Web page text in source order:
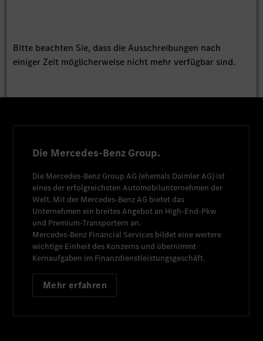
Bitte beachten Sie, dass die Ausschreibungen nach
einiger Zeit möglicherweise nicht mehr verfügbar sind.
Die Mercedes-Benz Group.
Die Mercedes-Benz Group AG (ehemals Daimler AG) ist
eines der erfolgreichsten Automobilunternehmen der
Welt. Mit der Mercedes-Benz AG bietet das
Unternehmen ein breites Angebot an High-End-Pkw
und Premium-Transportern an.
Mercedes-Benz Financial Services bildet eine weitere
wichtige Einheit des Konzerns und übernimmt
Kernaufgaben im Finanzdienstleistungsgeschäft.
Mehr erfahren